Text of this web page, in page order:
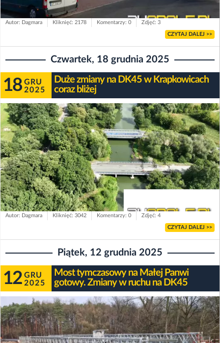
Autor: Dagmara Kliknięć: 2178 Komentarzy: 0 Zdjęć: 3
CZYTAJ DALEJ >>
Czwartek, 18 grudnia 2025
18 GRU
2025
Duże zmiany na DK45 w Krapkowicach
coraz bliżej
Autor: Dagmara Kliknięć: 3042 Komentarzy: 0 Zdjęć: 4
CZYTAJ DALEJ >>
Piątek, 12 grudnia 2025
12 GRU
2025
Most tymczasowy na Małej Panwi
gotowy. Zmiany w ruchu na DK45